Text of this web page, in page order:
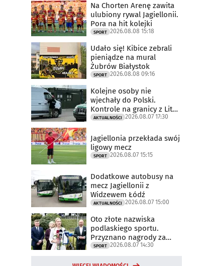
Na Chorten Arenę zawita
ulubiony rywal Jagiellonii.
Pora na hit kolejki
SPORT 2026.08.08 15:18
Udało się! Kibice zebrali
pieniądze na mural
Żubrów Białystok
SPORT 2026.08.08 09:16
Kolejne osoby nie
wjechały do Polski.
Kontrole na granicy z Litwą
trwają
AKTUALNOŚCI 2026.08.07 17:30
Jagiellonia przekłada swój
ligowy mecz
SPORT 2026.08.07 15:15
Dodatkowe autobusy na
mecz Jagiellonii z
Widzewem Łódź
AKTUALNOŚCI 2026.08.07 15:00
Oto złote nazwiska
podlaskiego sportu.
Przyznano nagrody za
2025 rok
SPORT 2026.08.07 14:30